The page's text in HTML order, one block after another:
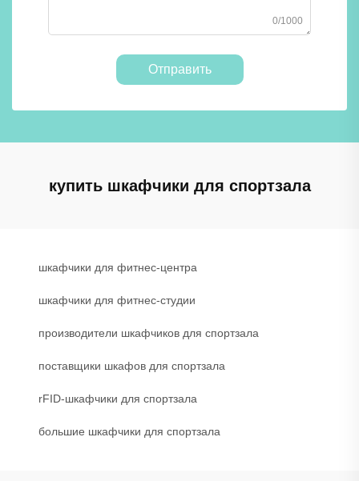
0/1000
Отправить
купить шкафчики для спортзала
шкафчики для фитнес-центра
шкафчики для фитнес-студии
производители шкафчиков для спортзала
поставщики шкафов для спортзала
rFID-шкафчики для спортзала
большие шкафчики для спортзала